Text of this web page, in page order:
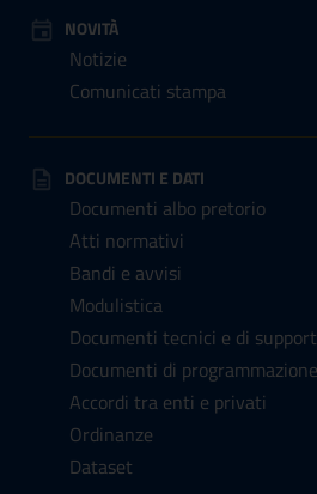
NOVITÀ
Notizie
Comunicati stampa
DOCUMENTI E DATI
Documenti albo pretorio
Atti normativi
Bandi e avvisi
Modulistica
Documenti tecnici e di
Documenti di
Accordi tra enti e privati
Ordinanze
Dataset